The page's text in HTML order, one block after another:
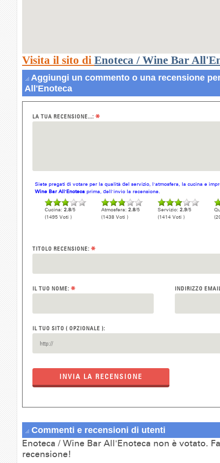
Visita il sito di Enoteca / Wine Bar
Aggiungi un commento o una recensione
All'Enoteca
LA TUA RECENSIONE...: *
Siete pregati di votare per la qualità del servizio, l'atmosfera, la cucina e
Wine Bar All'Enoteca prima, dell'invio la recensione.
Cucina: 2.8/5
(1495 Voti )
Atmosfera: 2.8/5
(1438 Voti )
Servizio: 2.9/5
(1414 Voti )
TITOLO RECENSIONE: *
IL TUO NOME: * INDIRIZZO
IL TUO SITO ( OPZIONALE ):
INVIA LA RECENSIONE
Commenti e recensioni di utenti
Enoteca / Wine Bar All'Enoteca non è votato.
recensione!